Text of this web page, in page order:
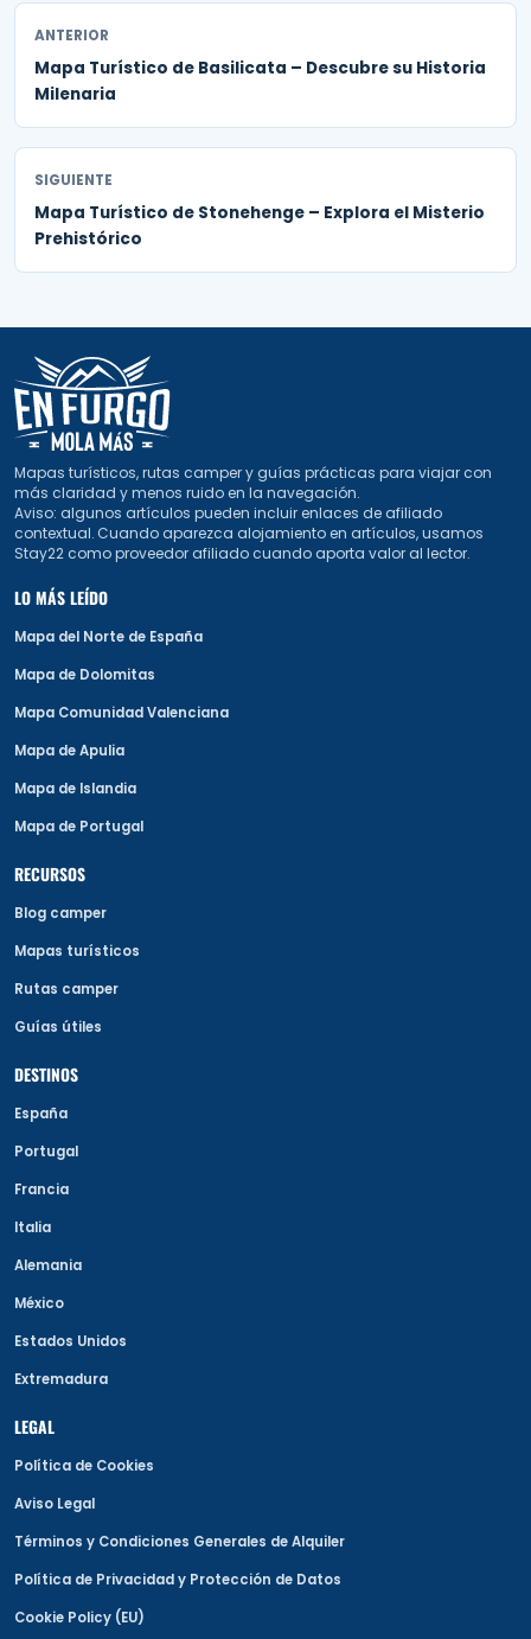
ANTERIOR
Mapa Turístico de Basilicata – Descubre su Historia
Milenaria
SIGUIENTE
Mapa Turístico de Stonehenge – Explora el Misterio
Prehistórico
Mapas turísticos, rutas camper y guías prácticas para viajar con
más claridad y menos ruido en la navegación.
Aviso: algunos artículos pueden incluir enlaces de afiliado
contextual. Cuando aparezca alojamiento en artículos, usamos
Stay22 como proveedor afiliado cuando aporta valor al lector.
LO MÁS LEÍDO
Mapa del Norte de España
Mapa de Dolomitas
Mapa Comunidad Valenciana
Mapa de Apulia
Mapa de Islandia
Mapa de Portugal
RECURSOS
Blog camper
Mapas turísticos
Rutas camper
Guías útiles
DESTINOS
España
Portugal
Francia
Italia
Alemania
México
Estados Unidos
Extremadura
LEGAL
Política de Cookies
Aviso Legal
Términos y Condiciones Generales de Alquiler
Política de Privacidad y Protección de Datos
Cookie Policy (EU)